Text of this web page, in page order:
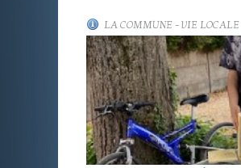
LA COMMUNE-VIE LOCALE